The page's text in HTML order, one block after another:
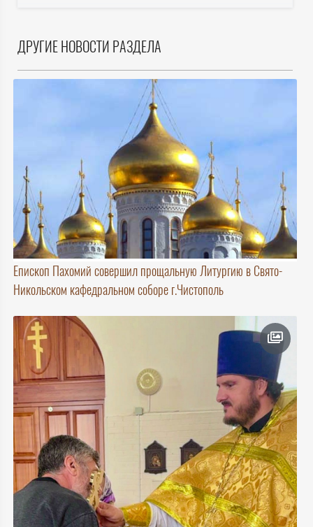
ДРУГИЕ НОВОСТИ РАЗДЕЛА
Епископ Пахомий совершил прощальную Литургию в Свято-
Никольском кафедральном соборе г.Чистополь